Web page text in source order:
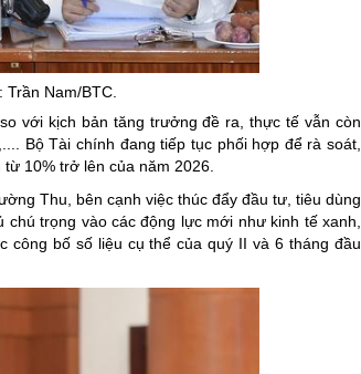
Nam/BTC.
với kịch bản tăng trưởng đề ra, thực tế vẫn còn
Bộ Tài chính đang tiếp tục phối hợp để rà soát,
10% trở lên của năm 2026.
Thu, bên cạnh việc thúc đẩy đầu tư, tiêu dùng
trọng vào các động lực mới như kinh tế xanh,
công bố số liệu cụ thể của quý II và 6 tháng đầu